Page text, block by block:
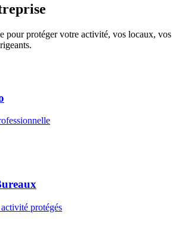
pour protéger votre activité, vos locaux, vos
protégés